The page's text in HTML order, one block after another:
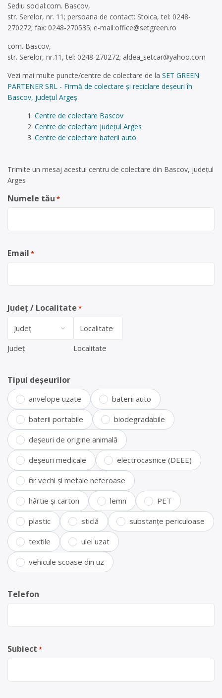
Sediu social:com. Bascov,
str. Serelor, nr. 11; persoana de contact: Stoica, tel: 0248-
270272; fax: 0248-270535; e-mail:office@setgreen.ro
com. Bascov,
str. Serelor, nr.11, tel: 0248-270272; aldea_setcar@yahoo.com
Vezi mai multe puncte/centre de colectare de la SET GREEN
PARTENER SRL - Firmă de colectare și reciclare deșeuri în
Bascov, județul Argeș
Centre de colectare Bascov
Centre de colectare județul Arges
Centre de colectare baterii auto
Trimite un mesaj acestui centru de colectare din Bascov, județul
Arges
Numele tău *
Email *
Județ / Localitate *
Județ Localitate
Tipul deșeurilor
anvelope uzate baterii auto
baterii portabile biodegradabile
deșeuri de origine animală
deșeuri medicale electrocasnice (DEEE)
fier vechi și metale neferoase
hârtie și carton lemn PET
plastic sticlă substanțe periculoase
textile ulei uzat
vehicule scoase din uz
Telefon
Subiect *